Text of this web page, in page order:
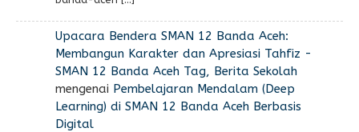
Upacara Bendera SMAN 12 Banda Aceh:
Membangun Karakter dan Apresiasi Tahfiz -
SMAN 12 Banda Aceh Tag, Berita Sekolah
mengenai Pembelajaran Mendalam (Deep
Learning) di SMAN 12 Banda Aceh Berbasis
Digital